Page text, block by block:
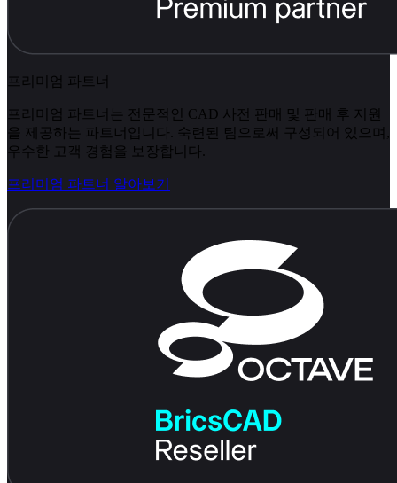
프리미엄 파트너
프리미엄 파트너는 전문적인 CAD 사전 판매 및 판매 후 지원
을 제공하는 파트너입니다. 숙련된 팀으로써 구성되어 있으며,
우수한 고객 경험을 보장합니다.
프리미엄 파트너 알아보기